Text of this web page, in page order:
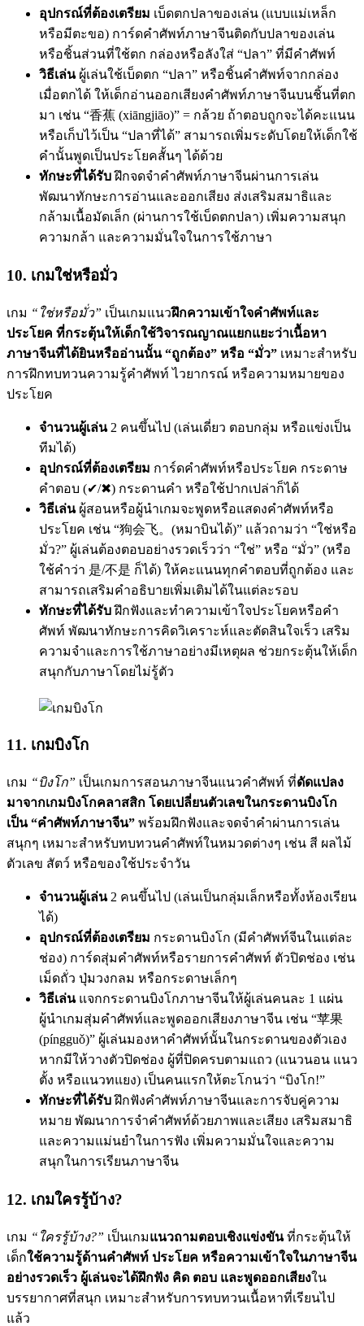
อุปกรณ์ที่ต้องเตรียม เบ็ดตกปลาของเล่น (แบบแม่เหล็ก
หรือมีตะขอ) การ์ดคำศัพท์ภาษาจีนติดกับปลาของเล่น
หรือชิ้นส่วนที่ใช้ตก กล่องหรือลังใส่ “ปลา” ที่มีคำศัพท์
วิธีเล่น ผู้เล่นใช้เบ็ดตก “ปลา” หรือชิ้นคำศัพท์จากกล่อง
เมื่อตกได้ ให้เด็กอ่านออกเสียงคำศัพท์ภาษาจีนบนชิ้นที่ตก
มา เช่น “香蕉 (xiāngjiāo)” = กล้วย ถ้าตอบถูกจะได้คะแนน
หรือเก็บไว้เป็น “ปลาที่ได้” สามารถเพิ่มระดับโดยให้เด็กใช้
คำนั้นพูดเป็นประโยคสั้นๆ ได้ด้วย
ทักษะที่ได้รับฝึกจดจำคำศัพท์ภาษาจีนผ่านการเล่น
พัฒนาทักษะการอ่านและออกเสียง ส่งเสริมสมาธิและ
กล้ามเนื้อมัดเล็ก (ผ่านการใช้เบ็ดตกปลา) เพิ่มความสนุก
ความกล้า และความมั่นใจในการใช้ภาษา
10. เกมใช่หรือมั่ว
เกม “ใช่หรือมั่ว” เป็นเกมแนวฝึกความเข้าใจคำศัพท์และ
ประโยค ที่กระตุ้นให้เด็กใช้วิจารณญาณแยกแยะว่าเนื้อหา
ภาษาจีนที่ได้ยินหรืออ่านนั้น “ถูกต้อง” หรือ “มั่ว” เหมาะสำหรับ
การฝึกทบทวนความรู้คำศัพท์ ไวยากรณ์ หรือความหมายของ
ประโยค
จำนวนผู้เล่น 2 คนขึ้นไป (เล่นเดี่ยว ตอบกลุ่ม หรือแข่งเป็น
ทีมได้)
อุปกรณ์ที่ต้องเตรียม การ์ดคำศัพท์หรือประโยค กระดาษ
คำตอบ (✔︎/✖︎) กระดานคำ หรือใช้ปากเปล่าก็ได้
วิธีเล่น ผู้สอนหรือผู้นำเกมจะพูดหรือแสดงคำศัพท์หรือ
ประโยค เช่น “狗会飞。(หมาบินได้)” แล้วถามว่า “ใช่หรือ
มั่ว?” ผู้เล่นต้องตอบอย่างรวดเร็วว่า “ใช่” หรือ “มั่ว” (หรือ
ใช้คำว่า 是/不是 ก็ได้) ให้คะแนนทุกคำตอบที่ถูกต้อง และ
สามารถเสริมคำอธิบายเพิ่มเติมได้ในแต่ละรอบ
ทักษะที่ได้รับฝึกฟังและทำความเข้าใจประโยคหรือคำ
ศัพท์ พัฒนาทักษะการคิดวิเคราะห์และตัดสินใจเร็ว เสริม
ความจำและการใช้ภาษาอย่างมีเหตุผล ช่วยกระตุ้นให้เด็ก
สนุกกับภาษาโดยไม่รู้ตัว
11. เกมบิงโก
เกม “บิงโก” เป็นเกมการสอนภาษาจีนแนวคำศัพท์ ที่ดัดแปลง
มาจากเกมบิงโกคลาสสิก โดยเปลี่ยนตัวเลขในกระดานบิงโก
เป็น “คำศัพท์ภาษาจีน” พร้อมฝึกฟังและจดจำคำผ่านการเล่น
สนุกๆ เหมาะสำหรับทบทวนคำศัพท์ในหมวดต่างๆ เช่น สี ผลไม้
ตัวเลข สัตว์ หรือของใช้ประจำวัน
จำนวนผู้เล่น 2 คนขึ้นไป (เล่นเป็นกลุ่มเล็กหรือทั้งห้องเรียน
ได้)
อุปกรณ์ที่ต้องเตรียม กระดานบิงโก (มีคำศัพท์จีนในแต่ละ
ช่อง) การ์ดสุ่มคำศัพท์หรือรายการคำศัพท์ ตัวปิดช่อง เช่น
เม็ดถั่ว ปุ่มวงกลม หรือกระดาษเล็กๆ
วิธีเล่น แจกกระดานบิงโกภาษาจีนให้ผู้เล่นคนละ 1 แผ่น
ผู้นำเกมสุ่มคำศัพท์และพูดออกเสียงภาษาจีน เช่น “苹果
(píngguǒ)” ผู้เล่นมองหาคำศัพท์นั้นในกระดานของตัวเอง
หากมีให้วางตัวปิดช่อง ผู้ที่ปิดครบตามแถว (แนวนอน แนว
ตั้ง หรือแนวทแยง) เป็นคนแรกให้ตะโกนว่า “บิงโก!”
ทักษะที่ได้รับฝึกฟังคำศัพท์ภาษาจีนและการจับคู่ความ
หมาย พัฒนาการจำคำศัพท์ด้วยภาพและเสียง เสริมสมาธิ
และความแม่นยำในการฟัง เพิ่มความมั่นใจและความ
สนุกในการเรียนภาษาจีน
12. เกมใครรู้บ้าง?
เกม “ใครรู้บ้าง?” เป็นเกมแนวถามตอบเชิงแข่งขันที่กระตุ้นให้
เด็กใช้ความรู้ด้านคำศัพท์ ประโยค หรือความเข้าใจในภาษาจีน
อย่างรวดเร็ว ผู้เล่นจะได้ฝึกฟัง คิด ตอบ และพูดออกเสียงใน
บรรยากาศที่สนุก เหมาะสำหรับการทบทวนเนื้อหาที่เรียนไป
แล้ว